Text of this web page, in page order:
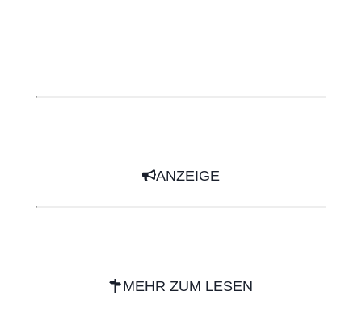
ANZEIGE
MEHR ZUM LESEN